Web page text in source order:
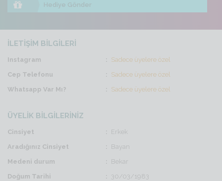
Hediye Gönder
İLETİŞİM BİLGİLERİ
Instagram
Sadece üyelere özel
Cep Telefonu
Sadece üyelere özel
Whatsapp Var Mı?
Sadece üyelere özel
ÜYELİK BİLGİLERİNİZ
Cinsiyet
Erkek
Aradığınız Cinsiyet
Bayan
Medeni durum
Bekar
Doğum Tarihi
30/03/1983